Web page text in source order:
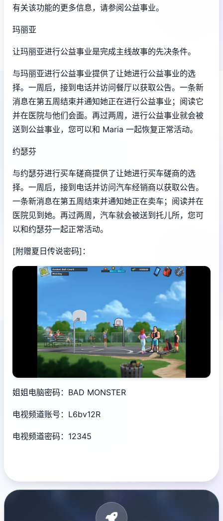
有关该功能的更多信息，请参阅公益事业。
玛丽亚
让玛丽亚进行公益事业是完成主线故事的先决条件。
与玛丽亚进行公益事业提供了让她进行公益事业的选
择。一周后，接到电话并访问餐厅以获取公告。一条新
消息在第五周结束并通知她正在进行公益事业；阅读它
并在医院与他们会面。再过两周，进行公益事业就会被
送到公益事业，您可以和 Maria 一起恢复正常活动。
约瑟芬
与约瑟芬进行买车磋商提供了让她进行买车磋商的选
择。一周后，接到电话并访问汽车经销商以获取公告。
一条新消息在第五周结束并通知她正在卖车；阅读并在
医院见到她。再过两周，汽车就会被送到托儿所，您可
以和约瑟芬一起正常活动。
[附赠夏日传说密码]：
姐姐电脑密码：BAD MONSTER
电视频道账号：L6bv12R
电视频道密码：12345